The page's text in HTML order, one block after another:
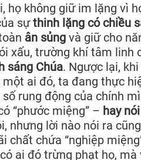
họ không giữ im lặng vì
sựthinh lặng có chiều
ân sủng và giữ cho
xấu, trường khí tâm linh
sáng Chúa. Ngược lại,
ai đó, ta đang thực
rung động của chính
“phước miệng” – hay
nhưng lời nào nói ra
chất chứa “nghiệp
ai đó trừng phạt họ, mà